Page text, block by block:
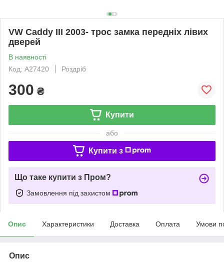
VW Caddy III 2003- трос замка передніх лівих
дверей
В наявності
Код: A27420
Роздріб
300 ₴
Купити
або
Купити з
Що таке купити з Пром?
Замовлення під захистом
Опис Характеристики Доставка Оплата Умови
Опис